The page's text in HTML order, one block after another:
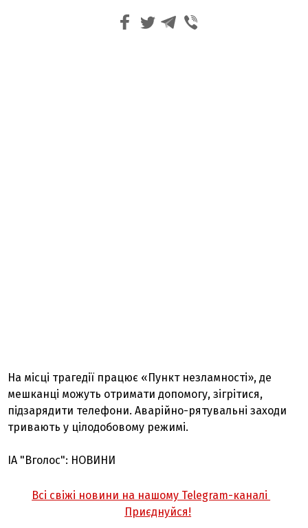
На місці трагедії працює «Пункт незламності», де
мешканці можуть отримати допомогу, зігрітися,
підзарядити телефони. Аварійно-рятувальні заходи
тривають у цілодобовому режимі.
ІА "Вголос": НОВИНИ
Всі свіжі новини на нашому Telegram-каналі
Приєднуйся!